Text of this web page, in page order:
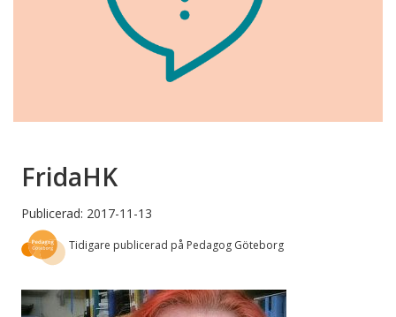
FridaHK
Publicerad: 2017-11-13
Tidigare publicerad på Pedagog Göteborg